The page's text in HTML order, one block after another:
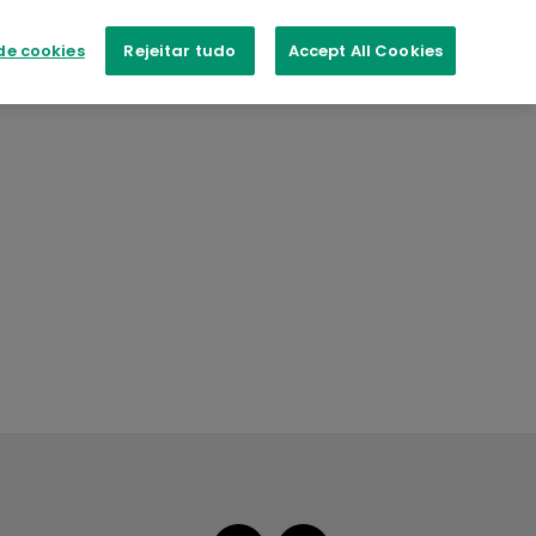
COLOUR
cookies Rejeitar tudo Accept All Cookies